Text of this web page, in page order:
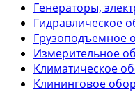
Генераторы,
Гидравлическое
Грузоподъемное
Измерительное
Климатическое
Клининговое